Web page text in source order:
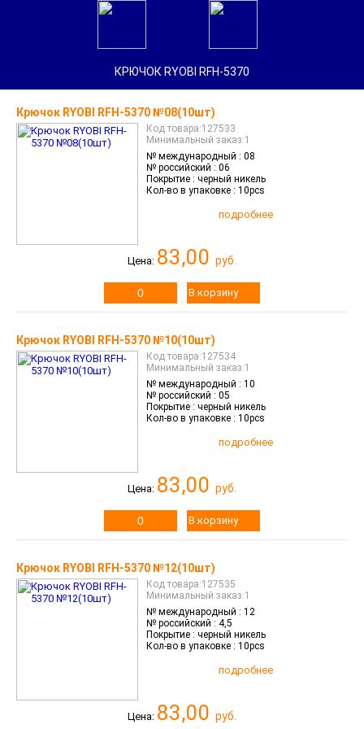
Главная
Каталог
Войти
компании
Статьи
КРЮЧОК RYOBI RFH-5370
Крючок RYOBI RFH-5370 №08(10шт)
Код товара:127533
Минимальный заказ:1
№ международный : 08
№ российский : 06
Покрытие : черный никель
Кол-во в упаковке : 10pcs
подробнее
Цена: 83,00 руб.
В корзину
Крючок RYOBI RFH-5370 №10(10шт)
Код товара:127534
Минимальный заказ:1
№ международный : 10
№ российский : 05
Покрытие : черный никель
Кол-во в упаковке : 10pcs
подробнее
Цена: 83,00 руб.
В корзину
Крючок RYOBI RFH-5370 №12(10шт)
Код товара:127535
Минимальный заказ:1
№ международный : 12
№ российский : 4,5
Покрытие : черный никель
Кол-во в упаковке : 10pcs
подробнее
Цена: 83,00 руб.